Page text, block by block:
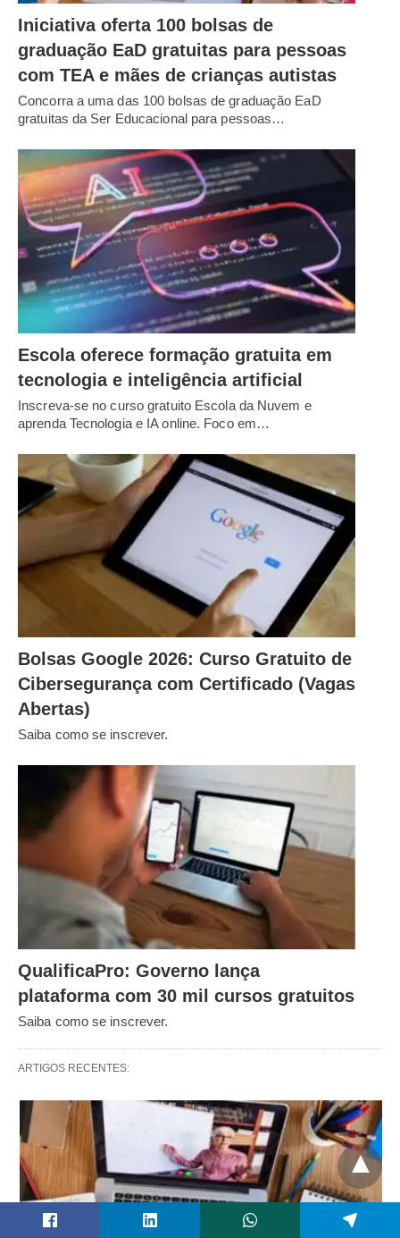
Iniciativa oferta 100 bolsas de
graduação EaD gratuitas para pessoas
com TEA e mães de crianças autistas
Concorra a uma das 100 bolsas de graduação EaD
gratuitas da Ser Educacional para pessoas…
Escola oferece formação gratuita em
tecnologia e inteligência artificial
Inscreva-se no curso gratuito Escola da Nuvem e
aprenda Tecnologia e IA online. Foco em…
Bolsas Google 2026: Curso Gratuito de
Cibersegurança com Certificado (Vagas
Abertas)
Saiba como se inscrever.
QualificaPro: Governo lança
plataforma com 30 mil cursos gratuitos
Saiba como se inscrever.
ARTIGOS RECENTES: